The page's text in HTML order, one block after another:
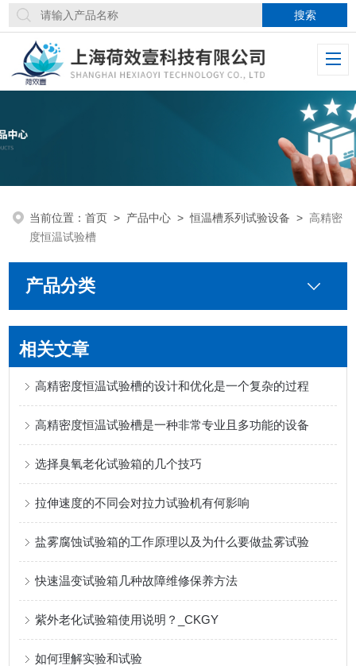
当前位置：首页 > 产品中心 >恒温槽系列试验设备 > 高精密
度恒温试验槽
产品分类
相关文章
高精密度恒温试验槽的设计和优化是一个复杂的过程
高精密度恒温试验槽是一种非常专业且多功能的设备
选择臭氧老化试验箱的几个技巧
拉伸速度的不同会对拉力试验机有何影响
盐雾腐蚀试验箱的工作原理以及为什么要做盐雾试验
快速温变试验箱几种故障维修保养方法
紫外老化试验箱使用说明？_CKGY
如何理解实验和试验